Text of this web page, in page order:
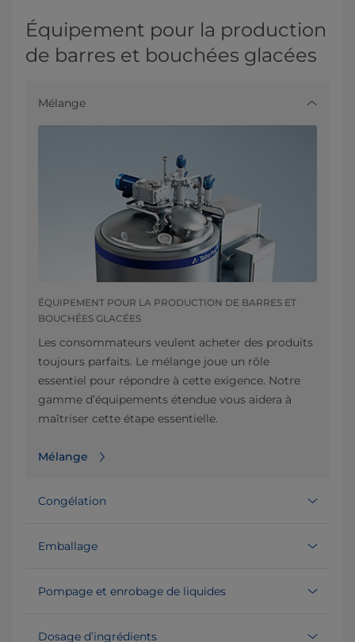
Équipement pour la production
de barres et bouchées glacées
Mélange
ÉQUIPEMENT POUR LA PRODUCTION DE BARRES ET
BOUCHÉES GLACÉES
Les consommateurs veulent acheter des produits
toujours parfaits. Le mélange joue un rôle
essentiel pour répondre à cette exigence. Notre
gamme d’équipements étendue vous aidera à
maîtriser cette étape essentielle.
Mélange
Congélation
Emballage
Pompage et enrobage de liquides
Dosage d’ingrédients